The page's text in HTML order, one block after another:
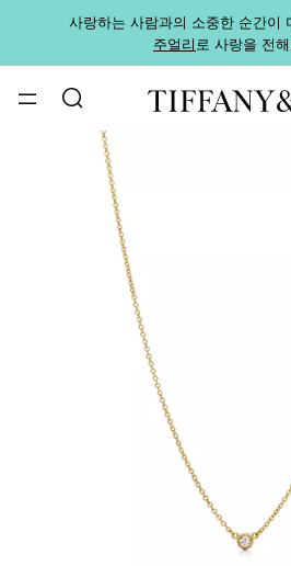
사랑하는 사람과의 소중한 순간이
주얼리로 사랑을 전